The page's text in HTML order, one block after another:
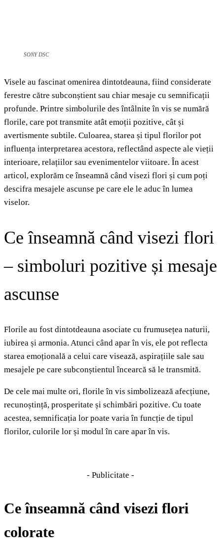
SONY DSC
Visele au fascinat omenirea dintotdeauna, fiind considerate
ferestre către subconștient sau chiar mesaje cu semnificații
profunde. Printre simbolurile des întâlnite în vis se numără
florile, care pot transmite atât emoții pozitive, cât și
avertismente subtile. Culoarea, starea și tipul florilor pot
influența interpretarea acestora, reflectând aspecte ale vieții
interioare, relațiilor sau evenimentelor viitoare. În acest
articol, explorăm ce înseamnă când visezi flori și cum poți
descifra mesajele ascunse pe care ele le aduc în lumea
viselor.
Ce înseamnă când visezi flori
– simboluri pozitive și mesaje
ascunse
Florile au fost dintotdeauna asociate cu frumusețea naturii,
iubirea și armonia. Atunci când apar în vis, ele pot reflecta
starea emoțională a celui care visează, aspirațiile sale sau
mesajele pe care subconștientul încearcă să le transmită.
De cele mai multe ori, florile în vis simbolizează afecțiune,
recunoștință, prosperitate și schimbări pozitive. Cu toate
acestea, semnificația lor poate varia în funcție de tipul
florilor, culorile lor și modul în care apar în vis.
- Publicitate -
Ce înseamnă când visezi flori
colorate